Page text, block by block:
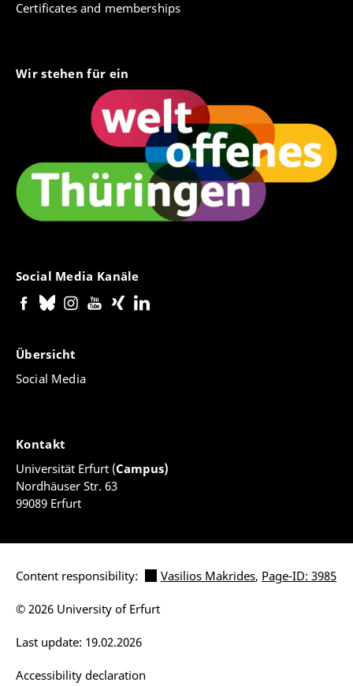
Certificates and memberships
Wir stehen für ein
Social Media Kanäle
Übersicht
Social Media
Kontakt
Universität Erfurt (Campus)
Nordhäuser Str. 63
99089 Erfurt
Content responsibility: Vasilios Makrides, Page-ID: 3985
Accessibility declaration
Last update: 19.02.2026
© 2026 University of Erfurt